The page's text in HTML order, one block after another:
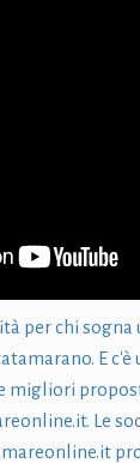
per chi sogna
E c'è
migliori
Le